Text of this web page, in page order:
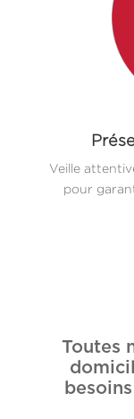
Veille
pour
Toutes